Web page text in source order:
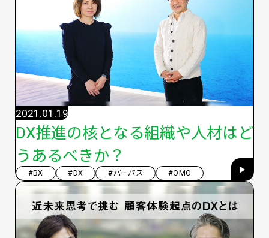
DX推進の核となる組織や人材はど
うあるべきか？
2021.01.19
#BX #DX #パーパス #OMO